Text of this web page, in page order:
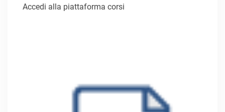
Accedi alla piattaforma corsi